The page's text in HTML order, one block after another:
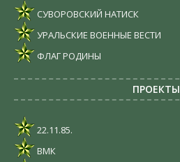
СУВОРОВСКИЙ НАТИСК
УРАЛЬСКИЕ ВОЕННЫЕ ВЕСТИ
ФЛАГ РОДИНЫ
ПРОЕКТЫ
22.11.85.
ВМК